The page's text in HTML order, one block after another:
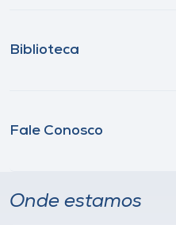
Biblioteca
Fale Conosco
Onde estamos